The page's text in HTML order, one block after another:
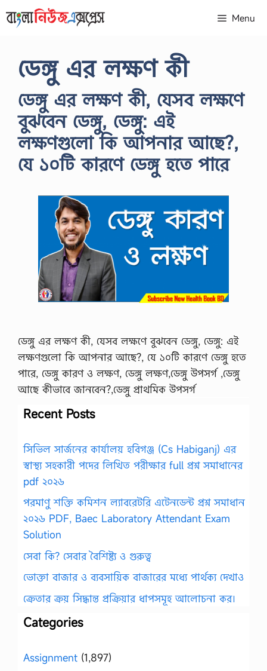
to
Menu
ডেঙ্গু এর লক্ষণ কী
ডেঙ্গু এর লক্ষণ কী, যেসব লক্ষণে
বুঝবেন ডেঙ্গু, ডেঙ্গু: এই
লক্ষণগুলো কি আপনার আছে?,
যে ১০টি কারণে ডেঙ্গু হতে পারে
ডেঙ্গু এর লক্ষণ কী, যেসব লক্ষণে বুঝবেন ডেঙ্গু, ডেঙ্গু: এই
লক্ষণগুলো কি আপনার আছে?, যে ১০টি কারণে ডেঙ্গু হতে
পারে, ডেঙ্গু কারণ ও লক্ষণ, ডেঙ্গু লক্ষণ,ডেঙ্গু উপসর্গ ,ডেঙ্গু
আছে কীভাবে জানবেন?,ডেঙ্গু প্রাথমিক উপসর্গ
Recent Posts
সিভিল সার্জনের কার্যালয় হবিগঞ্জ (Cs Habiganj) এর
স্বাস্থ্য সহকারী পদের লিখিত পরীক্ষার full প্রশ্ন সমাধানের
pdf ২০২৬
পরমাণু শক্তি কমিশন ল্যাবরেটরি এটেনডেন্ট প্রশ্ন সমাধান
২০২৬ PDF, Baec Laboratory Attendant Exam
Solution
সেবা কি? সেবার বৈশিষ্ট্য ও গুরুত্ব
ভোক্তা বাজার ও ব্যবসায়িক বাজারের মধ্যে পার্থক্য দেখাও
ক্রেতার ক্রয় সিদ্ধান্ত প্রক্রিয়ার ধাপসমূহ আলোচনা কর।
Categories
Assignment (1,897)